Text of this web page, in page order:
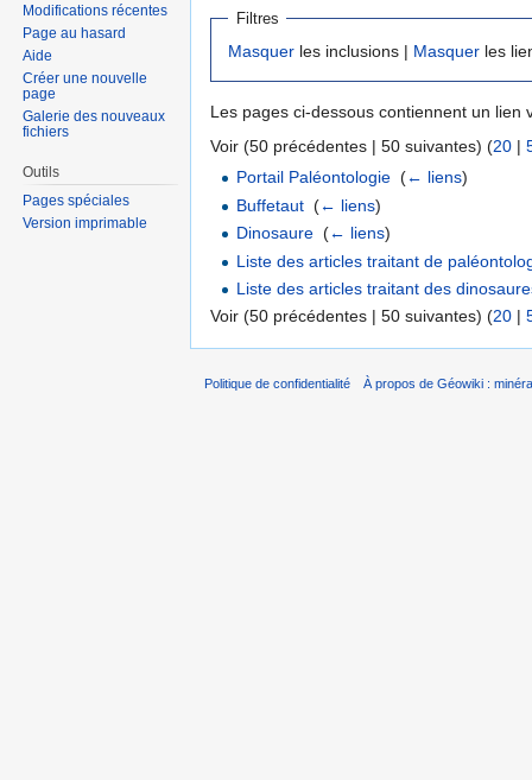
Filtres
Masquer les inclusions | Masquer les
Les pages ci-dessous contiennent un lien
Voir (50 précédentes | 50 suivantes) (20 |
Portail Paléontologie ‎(← liens)
Buffetaut ‎(← liens)
Dinosaure ‎(← liens)
Liste des articles traitant de
Liste des articles traitant des
Voir (50 précédentes | 50 suivantes) (20 |
Modifications récentes
Page au hasard
Aide
Créer une nouvelle
page
Galerie des nouveaux
fichiers
Outils
Pages spéciales
Version imprimable
Politique de confidentialité À propos de Géowiki :